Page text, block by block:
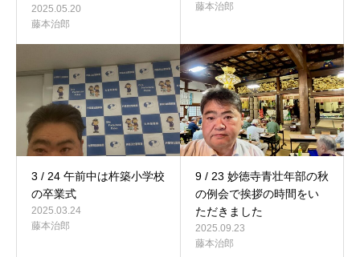
2025.05.20
藤本治郎
藤本治郎
3 / 24 午前中は杵築小学校
の卒業式
2025.03.24
藤本治郎
9 / 23 妙徳寺青壮年部の秋
の例会で挨拶の時間をい
ただきました
2025.09.23
藤本治郎